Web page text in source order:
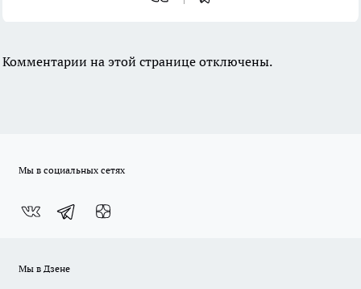
Комментарии на этой странице отключены.
Мы в социальных сетях
Мы в Дзене